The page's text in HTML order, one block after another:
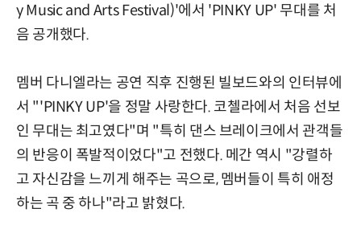
y Music and Arts Festival)'에서 'PINKY UP' 무대를 처
음 공개했다.
멤버 다니엘라는 공연 직후 진행된 빌보드와의 인터뷰에
서 "'PINKY UP'을 정말 사랑한다. 코첼라에서 처음 선보
인 무대는 최고였다"며 "특히 댄스 브레이크에서 관객들
의 반응이 폭발적이었다"고 전했다. 메간 역시 "강렬하
고 자신감을 느끼게 해주는 곡으로, 멤버들이 특히 애정
하는 곡 중 하나"라고 밝혔다.